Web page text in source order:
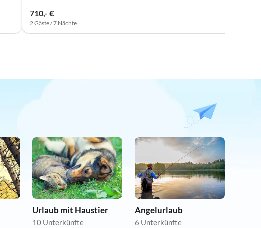
710,- €
2 Gäste / 7 Nächte
Urlaub mit Haustier
10 Unterkünfte
Angelurlaub
6 Unterkünfte